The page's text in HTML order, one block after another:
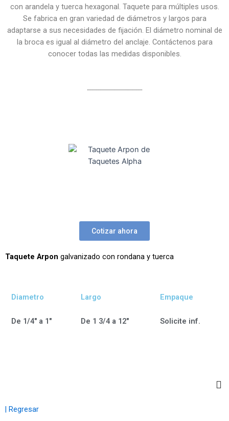
con arandela y tuerca hexagonal. Taquete para múltiples usos.
Se fabrica en gran variedad de diámetros y largos para
adaptarse a sus necesidades de fijación. El diámetro nominal de
la broca es igual al diámetro del anclaje. Contáctenos para
conocer todas las medidas disponibles.
Cotizar ahora
Taquete Arpon galvanizado con rondana y tuerca
Diametro Largo Empaque
De 1/4" a 1" De 1 3/4 a 12" Solicite inf.
| Regresar